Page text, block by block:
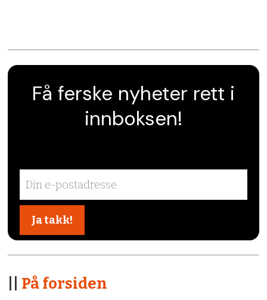
Få ferske nyheter rett i
innboksen!
På forsiden